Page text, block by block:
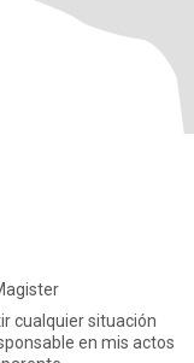
cualquier situación
en mis actos